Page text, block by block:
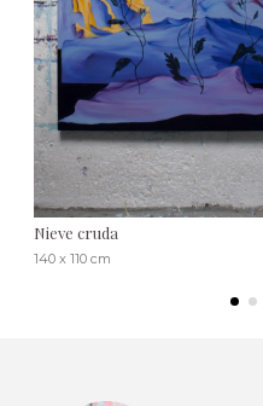
Nieve cruda
140 x 110 cm